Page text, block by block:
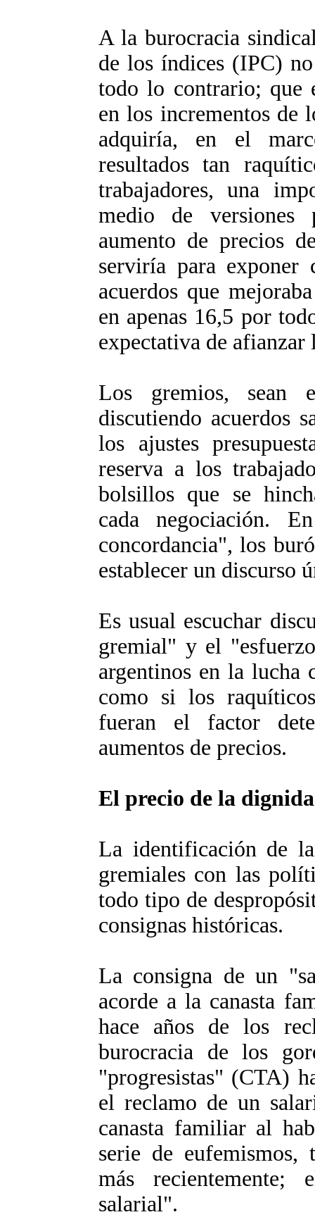
A la burocracia
de los índices (IPC)
todo lo contrario; que
en los incrementos de
adquiría, en el
resultados tan
trabajadores, una
medio de versiones
aumento de precios
serviría para
acuerdos que
en apenas 16,5 por
expectativa de afianzar
Los gremios, sean
discutiendo acuerdos
los ajustes
reserva a los
bolsillos que se
cada negociación.
concordancia", los
establecer un discurso
Es usual escuchar
gremial" y el
argentinos en la
como si los
fueran el factor
aumentos de precios.
El precio de la
La identificación de
gremiales con las
todo tipo de
consignas históricas.
La consigna de un
acorde a la canasta
hace años de los
burocracia de los
"progresistas" (CTA)
el reclamo de un
canasta familiar al
serie de
más
salarial".